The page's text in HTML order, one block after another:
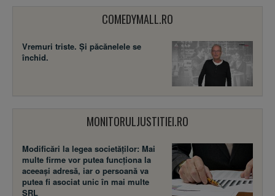
COMEDYMALL.RO
Vremuri triste. Şi păcănelele se
închid.
MONITORULJUSTITIEI.RO
Modificări la legea societăţilor: Mai
multe firme vor putea funcţiona la
aceeaşi adresă, iar o persoană va
putea fi asociat unic în mai multe
SRL